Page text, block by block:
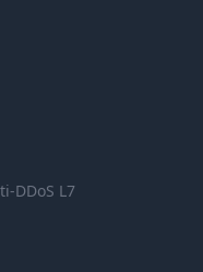
DDoS L7